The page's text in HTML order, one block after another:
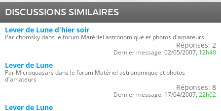
DISCUSSIONS SIMILAIRES
Lever de Lune d'hier soir
Par chomsky dans le forum Matériel astronomique et photos d'amateurs
Réponses: 2
Dernier message: 02/05/2007, 12h40
Lever de Lune
Par Microquasars dans le forum Matériel astronomique et photos
d'amateurs
Réponses: 8
Dernier message: 17/04/2007, 22h02
Lever de Lune